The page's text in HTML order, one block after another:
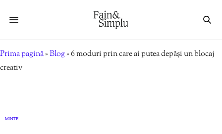
Prima pagină»Blog»6 moduri prin care ai putea depăși un blocaj
creativ
MINTE